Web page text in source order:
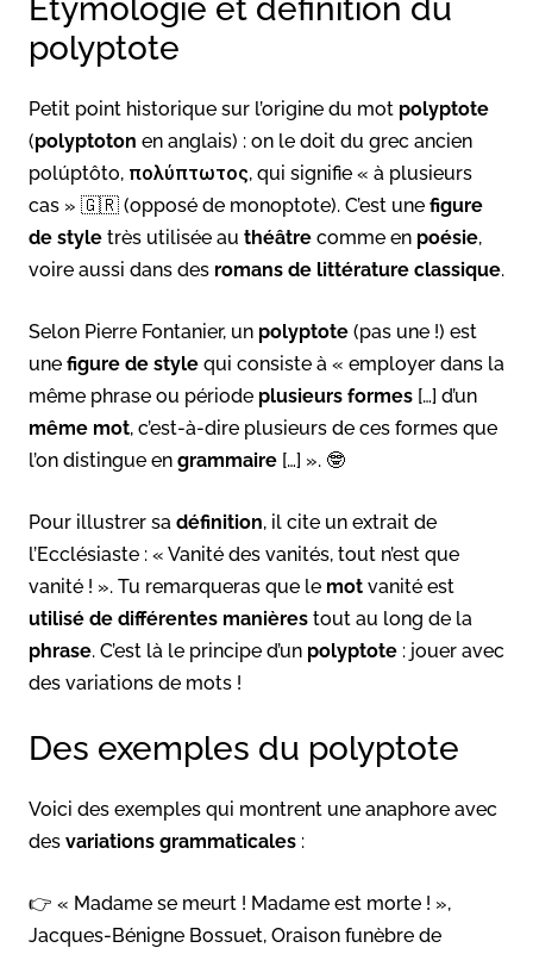
Étymologie et définition du
polyptote
Petit point historique sur l’origine du mot polyptote
(polyptoton en anglais) : on le doit du grec ancien
polúptôto, πολύπτωτος, qui signifie « à plusieurs
cas » 🇬🇷 (opposé de monoptote). C’est une figure
de style très utilisée au théâtre comme en poésie,
voire aussi dans des romans de littérature classique.
Selon Pierre Fontanier, un polyptote (pas une !) est
une figure de style qui consiste à « employer dans la
même phrase ou période plusieurs formes […] d’un
même mot, c’est-à-dire plusieurs de ces formes que
l’on distingue en grammaire […] ». 🤓
Pour illustrer sa définition, il cite un extrait de
l’Ecclésiaste : « Vanité des vanités, tout n’est que
vanité ! ». Tu remarqueras que le mot vanité est
utilisé de différentes manières tout au long de la
phrase. C’est là le principe d’un polyptote : jouer avec
des variations de mots !
Des exemples du polyptote
Voici des exemples qui montrent une anaphore avec
des variations grammaticales :
👉 « Madame se meurt ! Madame est morte ! »,
Jacques-Bénigne Bossuet, Oraison funèbre de